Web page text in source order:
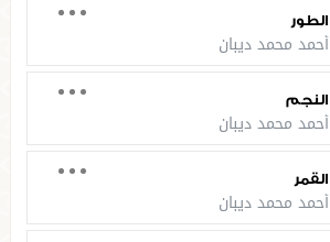
الطور
أحمد محمد ديبان
النجم
أحمد محمد ديبان
القمر
أحمد محمد ديبان